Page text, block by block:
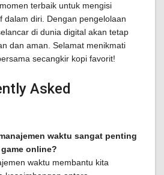
terbaik untuk mengisi
dalam diri. Dengan pengelolaan
di dunia digital akan tetap
dan aman. Selamat menikmati
secangkir kopi favorit!
Asked
waktu sangat penting
online?
waktu membantu kita